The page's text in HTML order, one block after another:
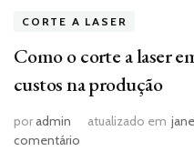
CORTE A LASER
Como o corte a laser
custos na produção
poradmin atualizado em
comentário